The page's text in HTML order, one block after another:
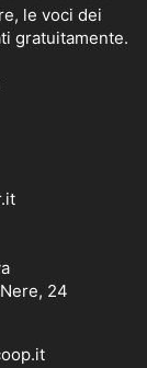
le voci dei
gratuitamente.
24